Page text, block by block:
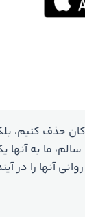
حذف کنیم،
ما به
آنها را در